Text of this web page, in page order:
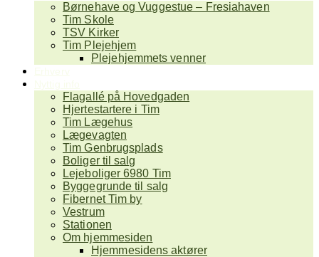
Børnehave og Vuggestue – Fresiahaven
Tim Skole
TSV Kirker
Tim Plejehjem
Plejehjemmets venner
Flagallé på Hovedgaden
Hjertestartere i Tim
Tim Lægehus
Lægevagten
Tim Genbrugsplads
Boliger til salg
Lejeboliger 6980 Tim
Byggegrunde til salg
Fibernet Tim by
Vestrum
Stationen
Om hjemmesiden
Hjemmesidens aktører